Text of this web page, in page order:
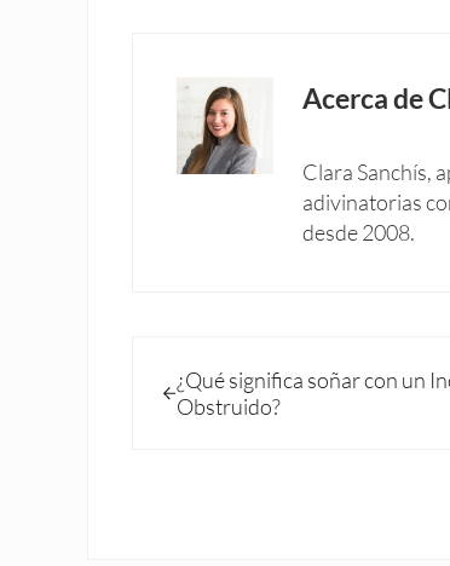
Acerca de
Clara Sanchís,
adivinatorias
desde 2008.
¿Qué significa soñar con un
Obstruido?